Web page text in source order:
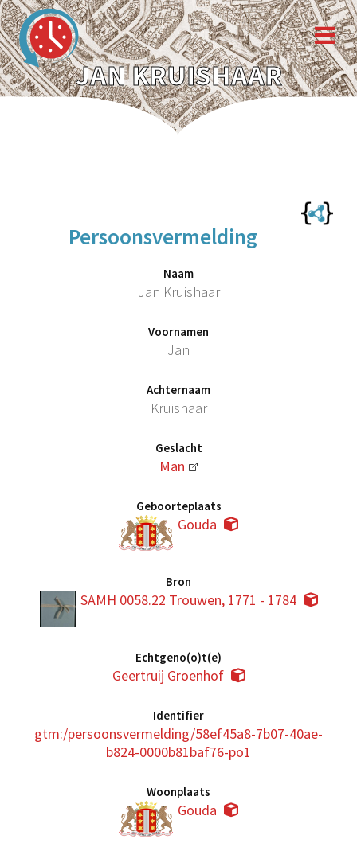
JAN KRUISHAAR
Persoonsvermelding
Naam
Jan Kruishaar
Voornamen
Jan
Achternaam
Kruishaar
Geslacht
Man
Geboorteplaats
Gouda
Bron
SAMH 0058.22 Trouwen, 1771 - 1784
Echtgeno(o)t(e)
Geertruij Groenhof
Identifier
gtm:/persoonsvermelding/58ef45a8-7b07-40ae-
b824-0000b81baf76-po1
Woonplaats
Gouda